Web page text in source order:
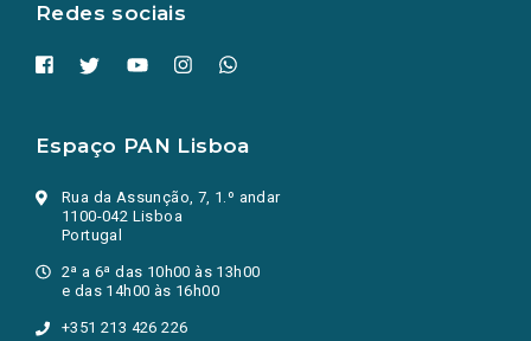
Redes sociais
Espaço PAN Lisboa
Rua da Assunção, 7, 1.º andar
1100-042 Lisboa
Portugal
2ª a 6ª das 10h00 às 13h00
e das 14h00 às 16h00
+351 213 426 226